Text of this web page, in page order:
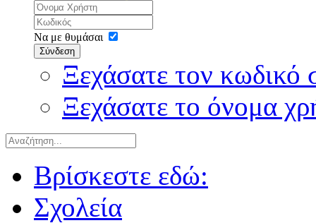
Να με θυμάσαι
Σύνδεση
Ξεχάσατε τον κωδικό
Ξεχάσατε το όνομα
Βρίσκεστε εδώ:
Σχολεία